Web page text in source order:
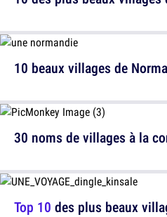
30 noms de villages à la
10 beaux villages de
Top 10 des plus beaux